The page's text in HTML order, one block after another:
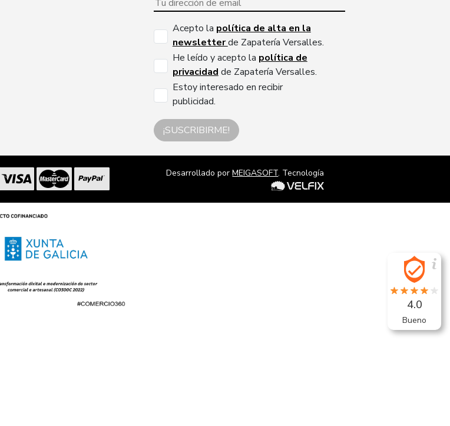
Acepto la política de alta en la
newsletterde Zapatería Versalles.
He leído y acepto la política de
privacidad de Zapatería Versalles.
Estoy interesado en recibir
publicidad.
¡SUSCRIBIRME!
Desarrollado porMEIGASOFT. Tecnología
4.0
Bueno